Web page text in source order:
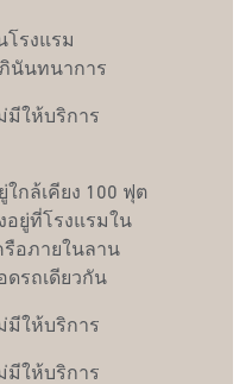
โรงแรม
นันทนาการ
มีให้บริการ
ใกล้เคียง 100 ฟุต
อยู่ที่โรงแรมใน
รือภายในลาน
ดรถเดียวกัน
มีให้บริการ
มีให้บริการ